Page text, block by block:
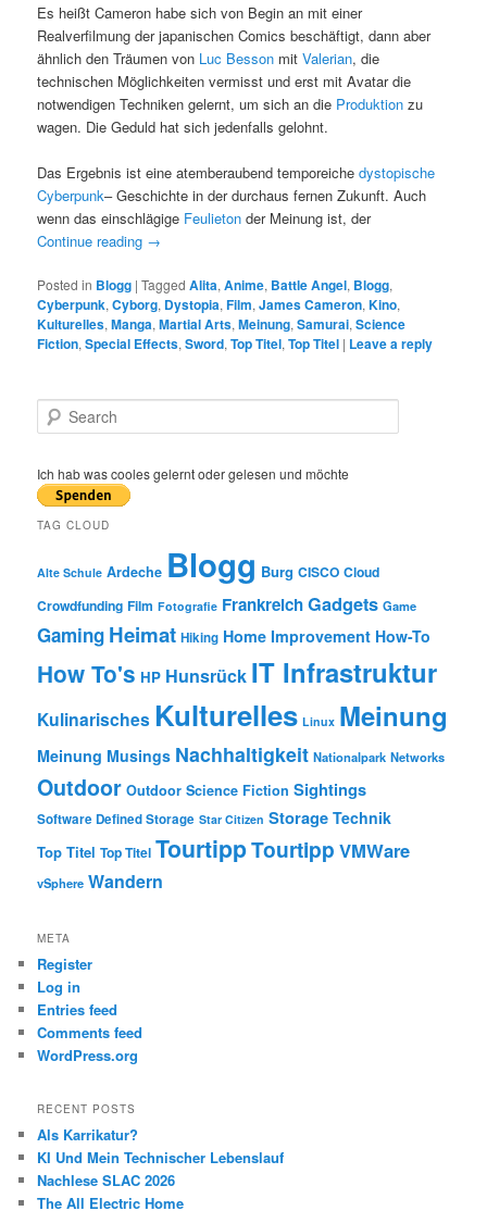
Es heißt Cameron habe sich von Begin an mit einer
Realverfilmung der japanischen Comics beschäftigt, dann aber
ähnlich den Träumen von Luc Besson mitValerian, die
technischen Möglichkeiten vermisst und erst mit Avatar die
notwendigen Techniken gelernt, um sich an die Produktion zu
wagen. Die Geduld hat sich jedenfalls gelohnt.
Das Ergebnis ist eine atemberaubend temporeichedystopische
Cyberpunk– Geschichte in der durchaus fernen Zukunft. Auch
wenn das einschlägige Feulieton der Meinung ist, der
Continue reading →
Posted in Blogg |Tagged Alita,Anime, Battle Angel, Blogg,
Cyberpunk,Cyborg, Dystopia,Film,James Cameron,Kino,
Kulturelles,Manga,Martial Arts,Meinung,Samurai,Science
Fiction,Special Effects,Sword,Top Titel,Top Titel | Leave a reply
e
r
c
h
Ich hab was cooles gelernt oder gelesen und möchte
TAG CLOUD
Alte Schule Ardeche Blogg Burg CISCO Cloud
Crowdfunding Film Fotografie FrankreichGadgets Game
Gaming Heimat Hiking Home Improvement How-To
How To's HP Hunsrück IT Infrastruktur
Kulinarisches Kulturelles Linux Meinung
Meinung Musings Nachhaltigkeit Nationalpark Networks
Outdoor Outdoor Science Fiction Sightings
Software Defined Storage Star Citizen Storage Technik
Top Titel Top Titel TourtippTourtipp VMWare
vSphere Wandern
META
Register
Log in
Entries feed
Comments feed
WordPress.org
RECENT POSTS
Als Karrikatur?
KI Und Mein Technischer Lebenslauf
Nachlese SLAC 2026
The All Electric Home